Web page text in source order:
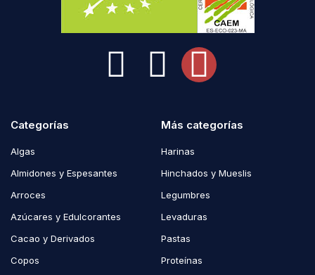
Categorías
Algas
Almidones y Espesantes
Arroces
Azúcares y Edulcorantes
Cacao y Derivados
Copos
Más categorías
Harinas
Hinchados y Mueslis
Legumbres
Levaduras
Pastas
Proteínas